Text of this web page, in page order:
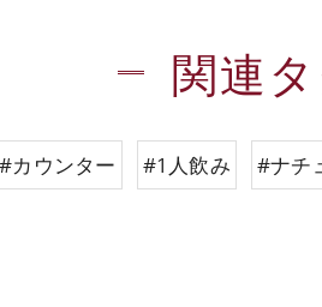
関連
#カウンター #1人飲み #ナチ